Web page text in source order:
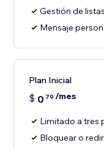
Gestión de
Mensaje
Plan Inicial
$ 0 79 /mes
Limitado a tres
Bloquear o